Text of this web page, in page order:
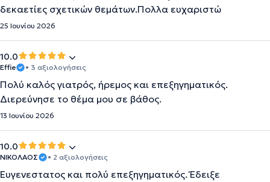
δεκαετίες σχετικών θεμάτων.Πολλα ευχαριστώ
25 Ιουνίου 2026
10.0
Effie • 3 αξιολογήσεις
Πολύ καλός γιατρός, ήρεμος και επεξηγηματικός.
Διερεύνησε το θέμα μου σε βάθος.
13 Ιουνίου 2026
10.0
ΝΙΚΟΛΑΟΣ • 2 αξιολογήσεις
Ευγενεστατος και πολύ επεξηγηματικός. Έδειξε